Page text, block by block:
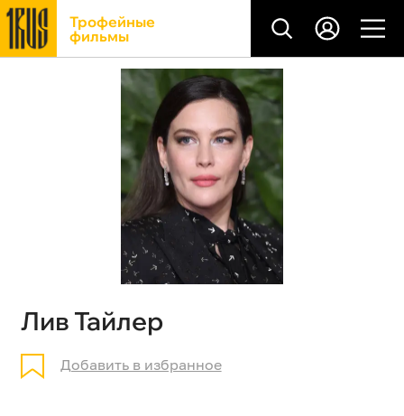
Трофейные
фильмы
Лив Тайлер
Добавить в избранное